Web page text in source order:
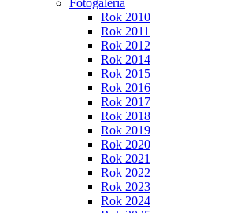
Fotogaléria
Rok 2010
Rok 2011
Rok 2012
Rok 2014
Rok 2015
Rok 2016
Rok 2017
Rok 2018
Rok 2019
Rok 2020
Rok 2021
Rok 2022
Rok 2023
Rok 2024